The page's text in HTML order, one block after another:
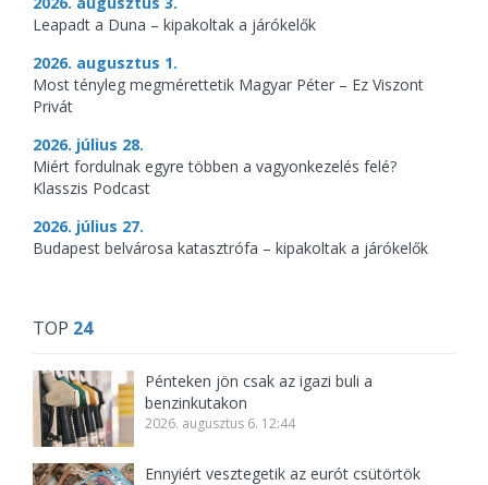
Leapadt a Duna – kipakoltak a járókelők
2026. augusztus 1.
Most tényleg megmérettetik Magyar Péter – Ez Viszont
Privát
2026. július 28.
Miért fordulnak egyre többen a vagyonkezelés felé?
Klasszis Podcast
2026. július 27.
Budapest belvárosa katasztrófa – kipakoltak a járókelők
TOP 24
Pénteken jön csak az igazi buli a
benzinkutakon
2026. augusztus 6. 12:44
Ennyiért vesztegetik az eurót csütörtök